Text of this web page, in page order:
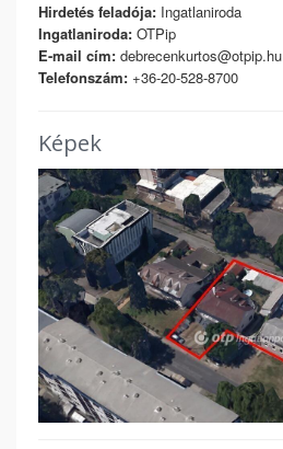
Hirdetés feladója: Ingatlaniroda
Ingatlaniroda: OTPip
E-mail cím: debrecenkurtos@otpip.hu
Telefonszám: +36-20-528-8700
Képek